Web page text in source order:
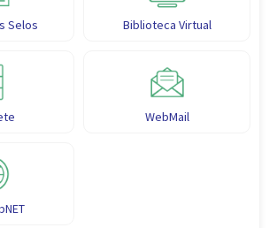
Selos Biblioteca Virtual
WebMail